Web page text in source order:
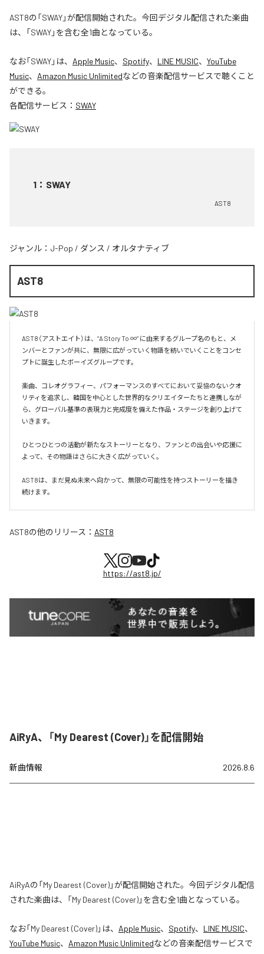
AST8の「SWAY」が配信開始された。今回デジタル配信された楽曲
は、「SWAY」を含む全1曲となっている。
なお「SWAY」は、 Apple Music、 Spotify、 LINE MUSIC、 YouTube
Music、 Amazon Music Unlimitedなどの音楽配信サービスで聴くこと
ができる。
各配信サービス： SWAY
1 ： SWAY
AST8
ジャンル： J-Pop / ダンス / オルタナティブ
AST8
AST8（アストエイト）は、“A Story To ∞” に由来するグループ名のもと、メ
ンバーとファンが共に、無限に広がっていく物語を紡いでいくことをコンセ
プトに誕生したボーイズグループです。
楽曲、コレオグラフィー、パフォーマンスのすべてにおいて妥協のないクオ
リティを追求し、韓国を中心とした世界的なクリエイターたちと連携しなが
ら、グローバル基準の表現力と完成度を備えた作品・ステージを創り上げて
いきます。
ひとつひとつの活動が新たなストーリーとなり、ファンとの出会いや応援に
よって、その物語はさらに大きく広がっていく。
AST8は、まだ見ぬ未来へ向かって、無限の可能性を持つストーリーを描き
続けます。
AST8の他のリリース： AST8
https://ast8.jp/
AiRyA、「My Dearest (Cover)」を配信開始
新曲情報 2026.8.6
AiRyAの「My Dearest (Cover)」が配信開始された。今回デジタル配信
された楽曲は、「My Dearest (Cover)」を含む全1曲となっている。
なお「My Dearest (Cover)」は、 Apple Music、 Spotify、 LINE MUSIC、
YouTube Music、 Amazon Music Unlimitedなどの音楽配信サービスで